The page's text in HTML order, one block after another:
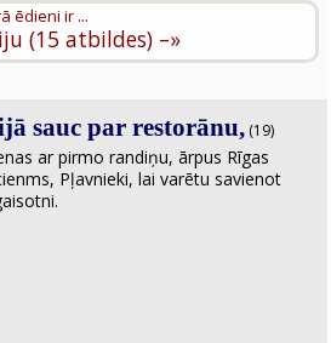
ēdieni ir ...
(15 atbildes) –»
sauc par restorānu, (19)
ar pirmo randiņu, ārpus Rīgas
Pļavnieki, lai varētu savienot